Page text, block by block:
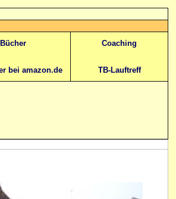
Bücher
bei amazon.de
Coaching
TB-Lauftreff